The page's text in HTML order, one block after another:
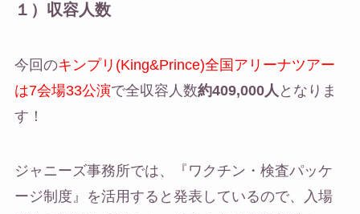
１）収容人数
今回のキンプリ(King&Prince)全国アリーナツアー
は7会場33公演で全収容人数約409,000人 となりま
す！
ジャニーズ事務所では、『ワクチン・検査パッケ
ージ制度』を活用すると発表しているので、入場